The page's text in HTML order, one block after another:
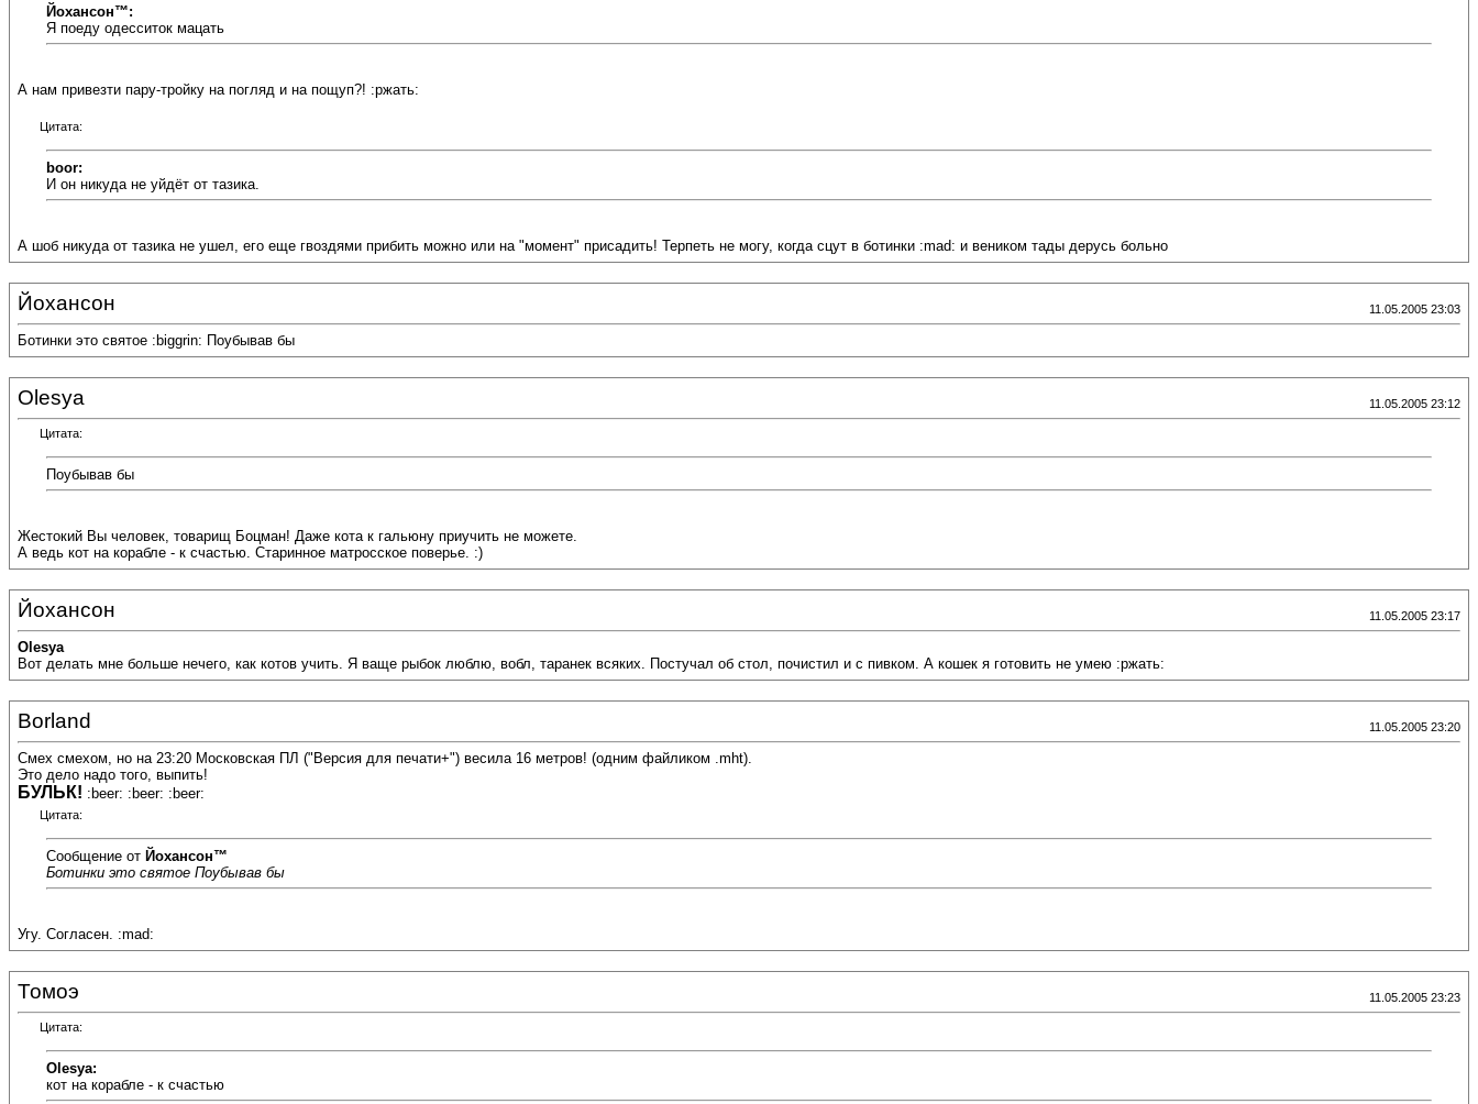
Йохансон™:
Я поеду одесситок мацать
А нам привезти пару-тройку на погляд и на пощуп?! :ржать:
Цитата:
boor:
И он никуда не уйдёт от тазика.
А шоб никуда от тазика не ушел, его еще гвоздями прибить можно или на "момент" присадить! Терпеть не могу, когда сцут в ботинки :mad: и веником тады дерусь больно
Йохансон 11.05.2005 23:03
Ботинки это святое :biggrin: Поубывав бы
Olesya 11.05.2005 23:12
Цитата:
Поубывав бы
Жестокий Вы человек, товарищ Боцман! Даже кота к гальюну приучить не можете.
А ведь кот на корабле - к счастью. Старинное матросское поверье. :)
Йохансон 11.05.2005 23:17
Olesya
Вот делать мне больше нечего, как котов учить. Я ваще рыбок люблю, вобл, таранек всяких. Постучал об стол, почистил и с пивком. А кошек я готовить не умею :ржать:
Borland 11.05.2005 23:20
Смех смехом, но на 23:20 Московская ПЛ ("Версия для печати+") весила 16 метров! (одним файликом .mht).
Это дело надо того, выпить!
БУЛЬК! :beer: :beer: :beer:
Цитата:
Сообщение от Йохансон™
Ботинки это святое Поубывав бы
Угу. Согласен. :mad:
Томоэ 11.05.2005 23:23
Цитата:
Olesya:
кот на корабле - к счастью